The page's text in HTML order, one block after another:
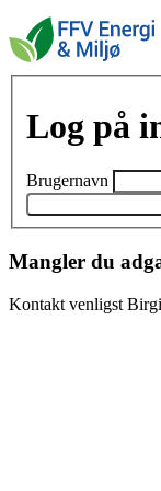
Log på
Brugernavn
Mangler du
Kontakt venligst